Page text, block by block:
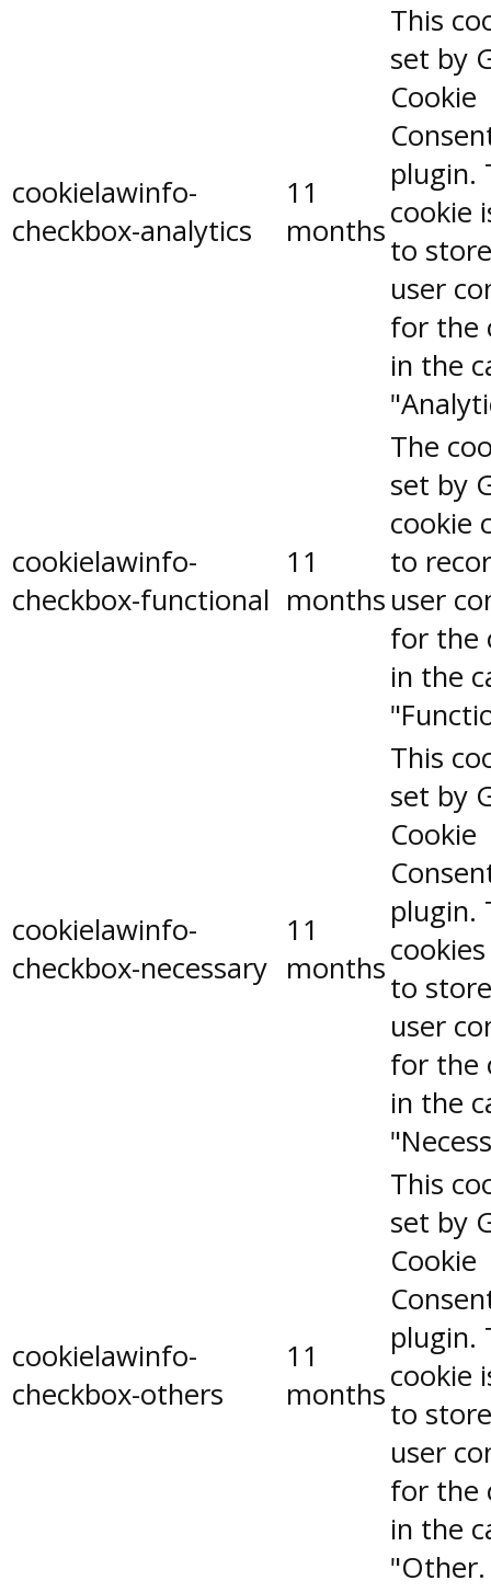
cookielawinfo-
checkbox-analytics
11
months
This
set by
Cookie
plugin.
cookie
to
user
for the
in the
cookielawinfo-
checkbox-functional
11
months
The
set by
cookie
to
user
for the
in the
cookielawinfo-
checkbox-necessary
11
months
This
set by
Cookie
plugin.
to
user
for the
in the
cookielawinfo-
checkbox-others
11
months
This
set by
Cookie
plugin.
cookie
to
user
for the
in the
"Other.